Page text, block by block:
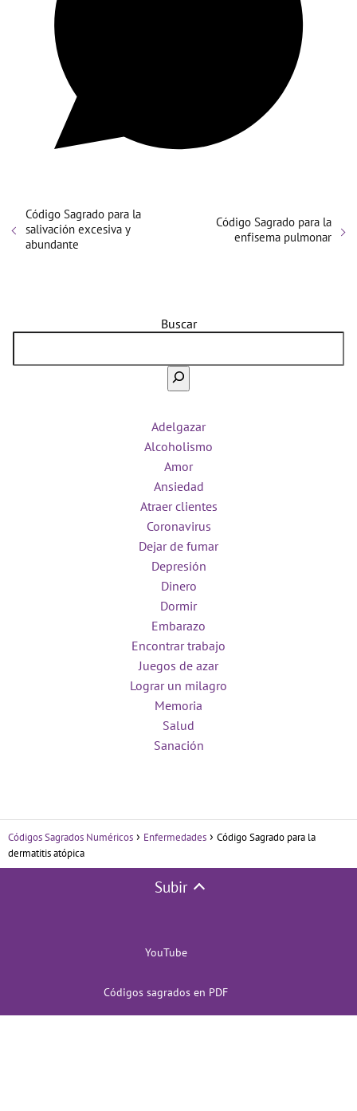
Código Sagrado para la
salivación excesiva y
abundante
Código Sagrado para la
enfisema pulmonar
Buscar
Adelgazar
Alcoholismo
Amor
Ansiedad
Atraer clientes
Coronavirus
Dejar de fumar
Depresión
Dinero
Dormir
Embarazo
Encontrar trabajo
Juegos de azar
Lograr un milagro
Memoria
Salud
Sanación
Códigos Sagrados Numéricos Enfermedades
Código Sagrado para la
dermatitis atópica
Subir
YouTube
Códigos sagrados en PDF